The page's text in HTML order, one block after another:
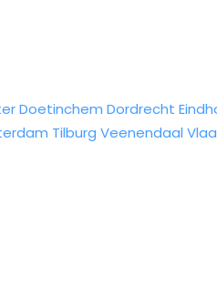
Doetinchem Dordrecht
Tilburg Veenendaal